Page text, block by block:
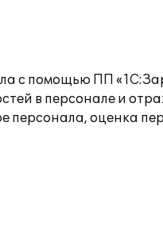
с помощью ПП
в персонале и
персонала, оценка